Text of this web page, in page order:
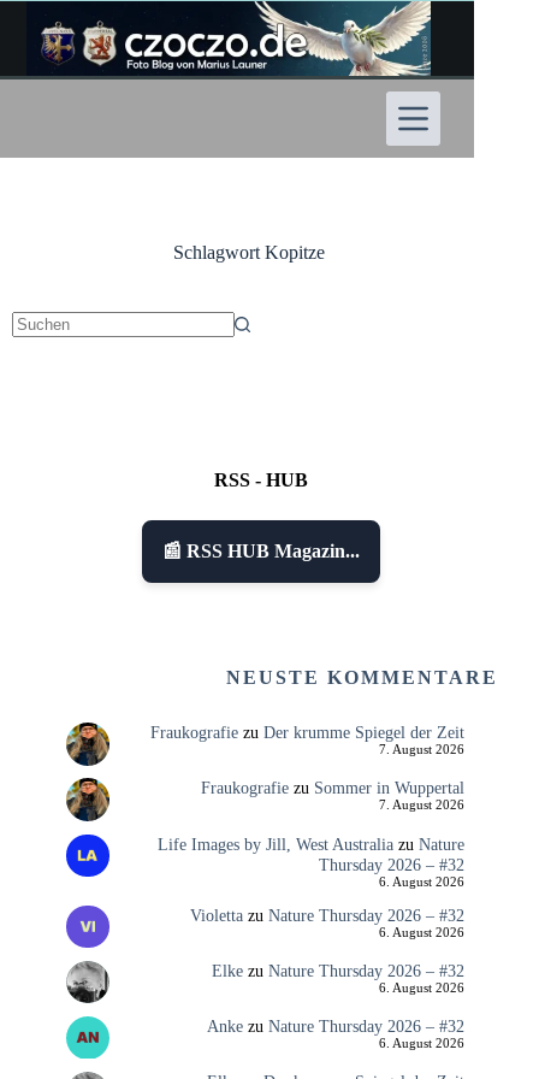
Inhalt
springen
Schlagwort Kopitze
RSS - HUB
📰 RSS HUB Magazin...
NEUSTE KOMMENTARE
Fraukografiezu Der krumme Spiegel der Zeit
7. August 2026
Fraukografiezu Sommer in Wuppertal
7. August 2026
Life Images by Jill, West Australiazu Nature
Thursday 2026 – #32
6. August 2026
Violettazu Nature Thursday 2026 – #32
6. August 2026
Elkezu Nature Thursday 2026 – #32
6. August 2026
Ankezu Nature Thursday 2026 – #32
6. August 2026